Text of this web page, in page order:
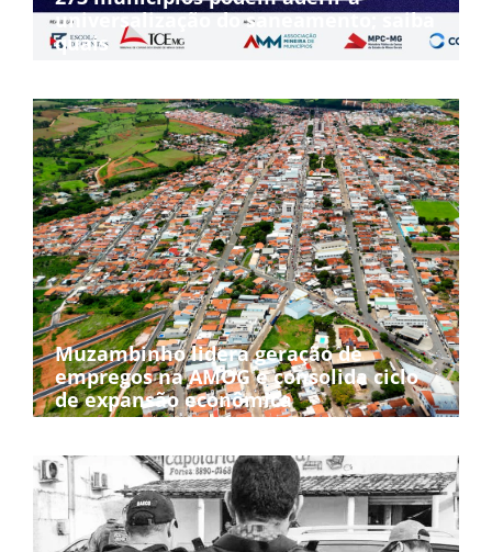
universalização do saneamento; saiba
quais
Muzambinho lidera geração de
empregos na AMOG e consolida ciclo
de expansão econômica